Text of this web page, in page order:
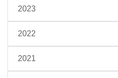
2023
2022
2021